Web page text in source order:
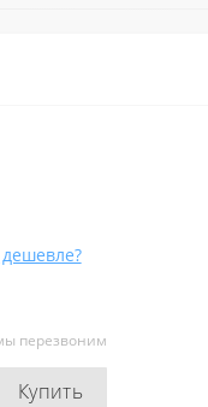
перезвоним
Купить